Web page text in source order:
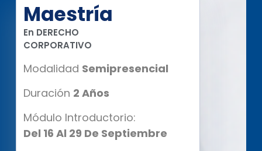
Maestría
En DERECHO
CORPORATIVO
Modalidad Semipresencial
Duración 2 Años
Módulo Introductorio:
Del 16 Al 29 De Septiembre